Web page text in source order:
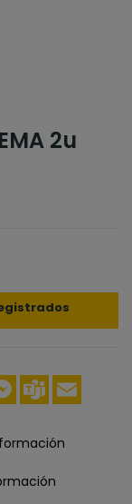
2u
Messenger
Teams